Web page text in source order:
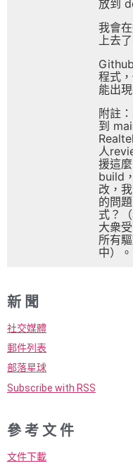
放到
我會
上去
程式
能出
附註
到
人
援這
build
改，
的問
式？
大衆
所有
中）。
新 聞
社交媒體
郵件列表
部落星球
Subscribe with RSS
參 考 文 件
文件下載